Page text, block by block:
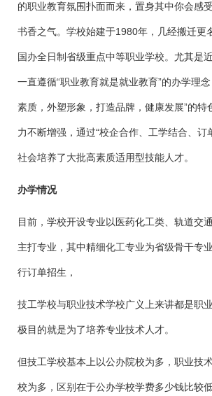
的职业教育氛围扑面而来，置身其中你会感
书香之气。学校始建于1980年，几经搬迁更
国办全日制省级重点中等职业学校。尤其是
一直遵循“职业教育就是就业教育”的办学理
素质，外塑形象，打造品牌，健康发展”的特
力不断增强，通过“校企合作、工学结合、订
社会培养了大批高素质适用型技能人才。
办学情况
目前，学校开设专业以医药化工类、轨道交
主打专业，其中精细化工专业为省级骨干专
行订单招生，
技工学校与职业技术学校广义上来讲都是职
极目的就是为了培养专业技术人才。
但技工学校基本上以公办院校为多，职业技
校为多，区别在于公办学校学费多少钱比较